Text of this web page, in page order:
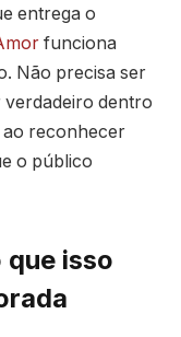
entrega o
funciona
Não precisa ser
verdadeiro dentro
ao reconhecer
o público
que isso